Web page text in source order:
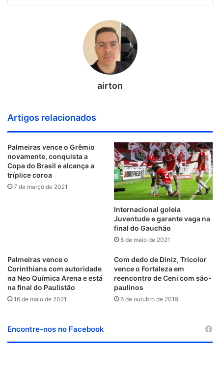
airton
Artigos relacionados
Palmeiras vence o Grêmio
novamente, conquista a
Copa do Brasil e alcança a
tríplice coroa
7 de março de 2021
Internacional goleia
Juventude e garante vaga na
final do Gauchão
8 de maio de 2021
Palmeiras vence o
Corinthians com autoridade
na Neo Química Arena e está
na final do Paulistão
16 de maio de 2021
Com dedo de Diniz, Tricolor
vence o Fortaleza em
reencontro de Ceni com são-
paulinos
6 de outubro de 2019
Encontre-nos no Facebook